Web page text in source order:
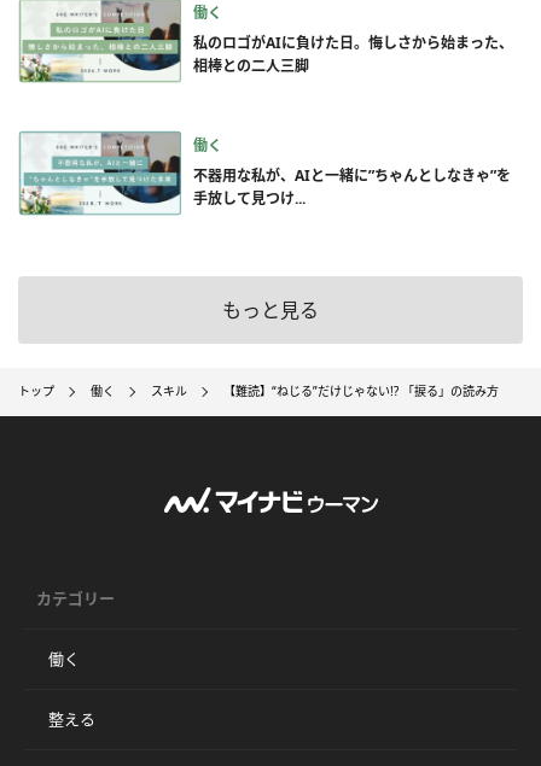
働く
私のロゴがAIに負けた日。悔しさから始まった、
相棒との二人三脚
働く
不器用な私が、AIと一緒に”ちゃんとしなきゃ”を
手放して見つけ...
もっと見る
トップ 働く スキル 【難読】“ねじる”だけじゃない!? 「捩る」の読み方
カテゴリー
働く
整える